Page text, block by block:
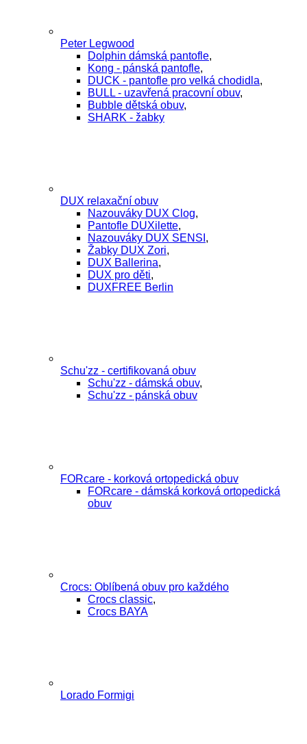
Peter Legwood
Dolphin dámská pantofle,
Kong - pánská pantofle,
DUCK - pantofle pro velká chodidla,
BULL - uzavřená pracovní obuv,
Bubble dětská obuv,
SHARK - žabky
DUX relaxační obuv
Nazouváky DUX Clog,
Pantofle DUXilette,
Nazouváky DUX SENSI ,
Žabky DUX Zori,
DUX Ballerina,
DUX pro děti,
DUXFREE Berlin
Schu'zz - certifikovaná obuv
Schu'zz - dámská obuv,
Schu'zz - pánská obuv
FORcare - korková ortopedická obuv
FORcare - dámská korková ortopedická
obuv
Crocs: Oblíbená obuv pro každého
Crocs classic,
Crocs BAYA
Lorado Formigi